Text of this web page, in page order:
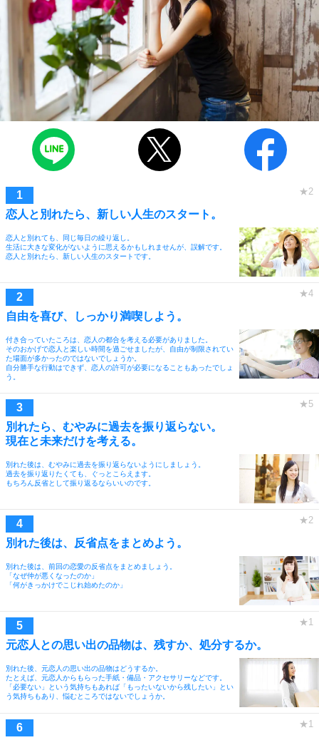
恋人と別れたら、新しい人生のスタート。
恋人と別れても、同じ毎日の繰り返し。
生活に大きな変化がないように思えるかもしれませんが、誤解です。
恋人と別れたら、新しい人生のスタートです。
自由を喜び、しっかり満喫しよう。
付き合っていたころは、恋人の都合を考える必要がありました。
そのおかげで恋人と楽しい時間を過ごせましたが、自由が制限されてい
た場面が多かったのではないでしょうか。
自分勝手な行動はできず、恋人の許可が必要になることもあったでしょ
う。
別れたら、むやみに過去を振り返らない。
現在と未来だけを考える。
別れた後は、むやみに過去を振り返らないようにしましょう。
過去を振り返りたくても、ぐっとこらえます。
もちろん反省として振り返るならいいのです。
別れた後は、反省点をまとめよう。
別れた後は、前回の恋愛の反省点をまとめましょう。
「なぜ仲が悪くなったのか」
「何がきっかけでこじれ始めたのか」
元恋人との思い出の品物は、残すか、処分するか。
別れた後、元恋人の思い出の品物はどうするか。
たとえば、元恋人からもらった手紙・備品・アクセサリーなどです。
「必要ない」という気持ちもあれば「もったいないから残したい」とい
う気持ちもあり、悩むところではないでしょうか。